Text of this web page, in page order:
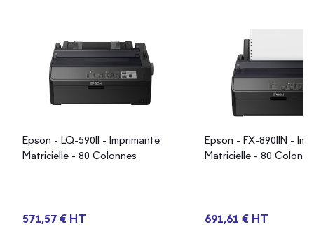
Epson - LQ-590II - Imprimante
Matricielle - 80 Colonnes
571,57 € HT
Epson - FX-890IIN -
Matricielle - 80
691,61 € HT